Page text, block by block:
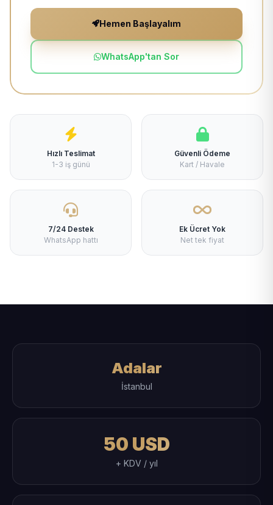
Hemen Başlayalım
WhatsApp'tan Sor
Hızlı Teslimat
1-3 iş günü
Güvenli Ödeme
Kart / Havale
7/24 Destek
WhatsApp hattı
Ek Ücret Yok
Net tek fiyat
Adalar
İstanbul
50 USD
+ KDV / yıl